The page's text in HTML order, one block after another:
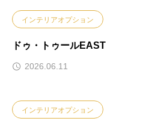
インテリアオプション
ドゥ・トゥールEAST
2026.06.11
インテリアオプション